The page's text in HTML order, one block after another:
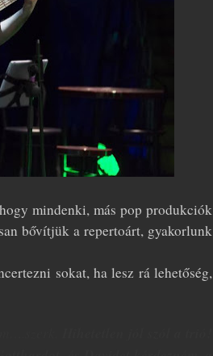
mindenki, más pop produkciók
bővítjük a repertoárt, gyakorlunk
sokat, ha lesz rá lehetőség,